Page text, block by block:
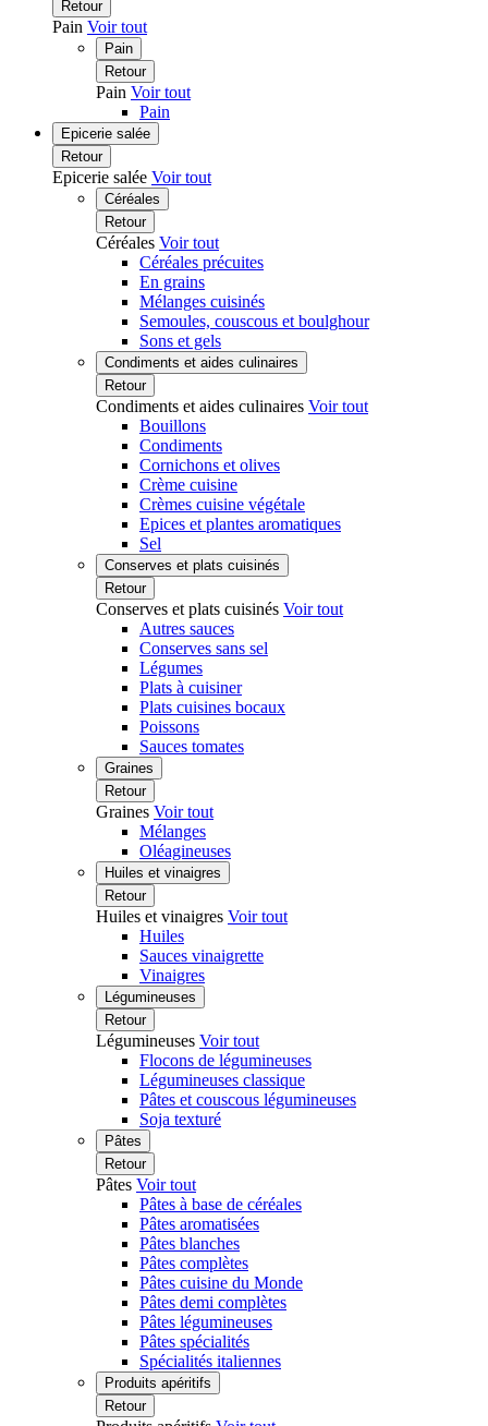
Retour
Pain Voir tout
Pain
Retour
Pain Voir tout
Pain
Epicerie salée
Retour
Epicerie salée Voir tout
Céréales
Retour
Céréales Voir tout
Céréales précuites
En grains
Mélanges cuisinés
Semoules, couscous et boulghour
Sons et gels
Condiments et aides culinaires
Retour
Condiments et aides culinaires Voir tout
Bouillons
Condiments
Cornichons et olives
Crème cuisine
Crèmes cuisine végétale
Epices et plantes aromatiques
Sel
Conserves et plats cuisinés
Retour
Conserves et plats cuisinés Voir tout
Autres sauces
Conserves sans sel
Légumes
Plats à cuisiner
Plats cuisines bocaux
Poissons
Sauces tomates
Graines
Retour
Graines Voir tout
Mélanges
Oléagineuses
Huiles et vinaigres
Retour
Huiles et vinaigres Voir tout
Huiles
Sauces vinaigrette
Vinaigres
Légumineuses
Retour
Légumineuses Voir tout
Flocons de légumineuses
Légumineuses classique
Pâtes et couscous légumineuses
Soja texturé
Pâtes
Retour
Pâtes Voir tout
Pâtes à base de céréales
Pâtes aromatisées
Pâtes blanches
Pâtes complètes
Pâtes cuisine du Monde
Pâtes demi complètes
Pâtes légumineuses
Pâtes spécialités
Spécialités italiennes
Produits apéritifs
Retour